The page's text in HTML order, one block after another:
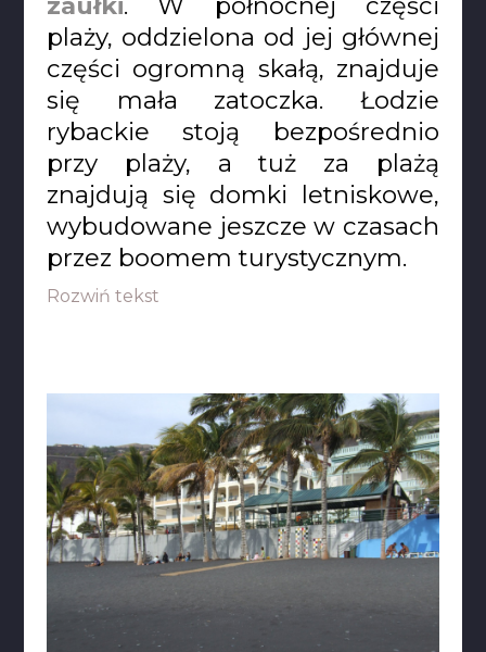
plaży, oddzielona od jej głównej
części ogromną skałą, znajduje
się mała zatoczka. Łodzie
rybackie stoją bezpośrednio
przy plaży, a tuż za plażą
znajdują się domki letniskowe,
wybudowane jeszcze w czasach
przez boomem turystycznym.
Rozwiń tekst